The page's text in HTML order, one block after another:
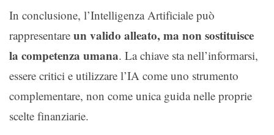
In conclusione, l’Intelligenza Artificiale può
rappresentare un valido alleato, ma non sostituisce
la competenza umana. La chiave sta nell’informarsi,
essere critici e utilizzare l’IA come uno strumento
complementare, non come unica guida nelle proprie
scelte finanziarie.